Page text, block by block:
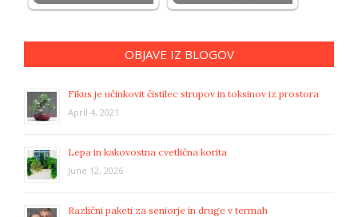
OBJAVE IZ BLOGOV
Fikus je učinkovit čistilec strupov in toksinov iz prostora
April 4, 2021
Lepa in kakovostna cvetlična korita
June 12, 2026
Različni paketi za seniorje in druge v termah